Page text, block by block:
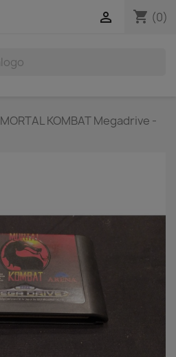
shopping_cart (0)

MORTAL KOMBAT Megadrive -